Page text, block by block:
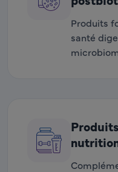
Produits
santé